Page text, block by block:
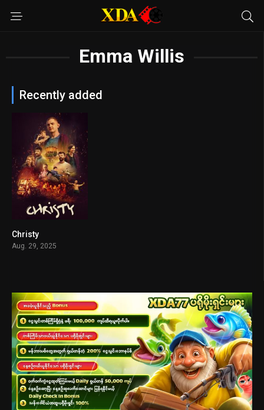
Emma Willis
Recently added
Christy
Aug. 29, 2025